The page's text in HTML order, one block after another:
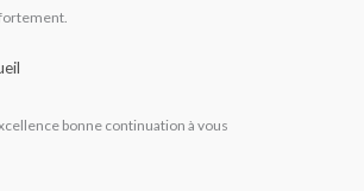
bonne continuation à vous